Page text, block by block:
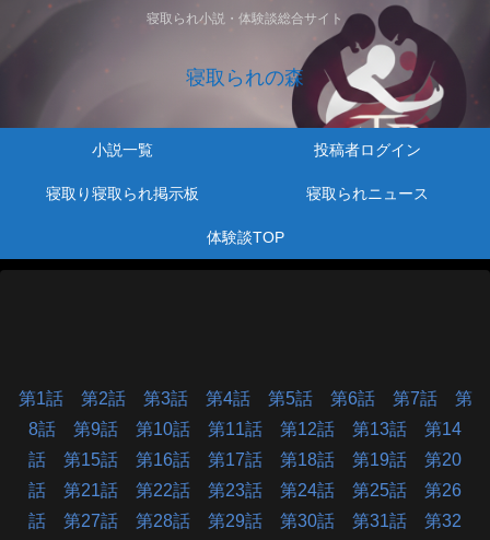
寝取られ小説・体験談総合サイト
寝取られの森
小説一覧 投稿者ログイン
寝取り寝取られ掲示板 寝取られニュース
体験談TOP
第1話 第2話 第3話 第4話 第5話 第6話 第7話 第
8話 第9話 第10話 第11話 第12話 第13話 第14
話 第15話 第16話 第17話 第18話 第19話 第20
話 第21話 第22話 第23話 第24話 第25話 第26
話 第27話 第28話 第29話 第30話 第31話 第32